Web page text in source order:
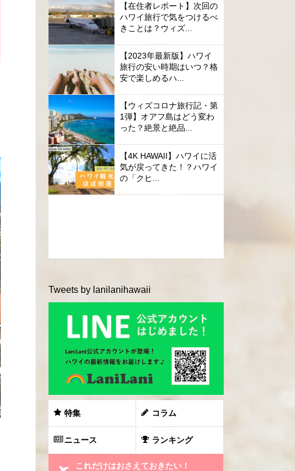
【在住者レポート】次回の
ハワイ旅行で気をつけるべ
きことは？ウィズ...
【2023年最新版】ハワイ
旅行の安い時期はいつ？格
安で楽しめるハ...
【ウィズコロナ旅行記・第
1弾】オアフ島はどう変わ
った？絶景と絶品...
【4K HAWAII】ハワイに活
気が戻ってきた！？ハワイ
の「クヒ...
Tweets by lanilanihawaii
特集 コラム
ニュース ランキング
これだけはおさえておきたい！